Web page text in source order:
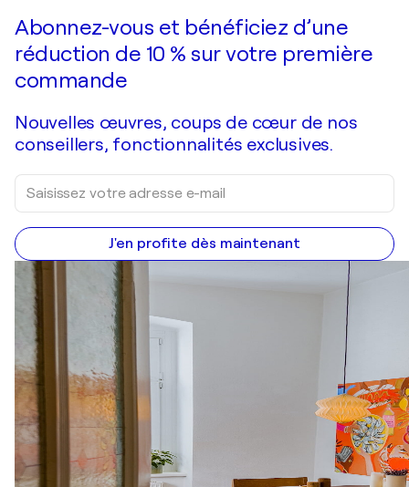
Abonnez-vous et bénéficiez d’une
réduction de 10 % sur votre première
commande
Nouvelles œuvres, coups de cœur de nos
conseillers, fonctionnalités exclusives.
J'en profite dès maintenant